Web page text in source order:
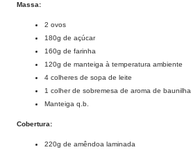
Massa:
2 ovos
180g de açúcar
160g de farinha
120g de manteiga à temperatura ambiente
4 colheres de sopa de leite
1 colher de sobremesa de aroma de baunilha
Manteiga q.b.
Cobertura:
220g de amêndoa laminada